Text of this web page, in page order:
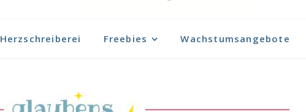
Herzschreiberei Freebies Wachstumsangebote